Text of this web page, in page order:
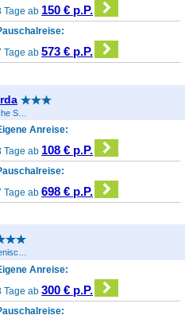
Tage ab 150 € p.P.
Tage ab573 € p.P.
Limone sul Garda, Oberitalienische Seen & Gardasee, Italien
Anreise:
Tage ab 108 € p.P.
Tage ab698 € p.P.
San Felice del Benaco, Oberitalienische Seen & Gardasee, Italien
Anreise:
Tage ab300 € p.P.